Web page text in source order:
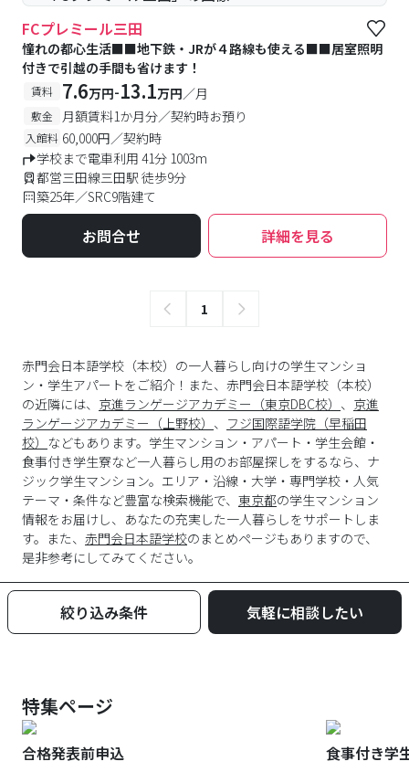
FCプレミール三田
憧れの都心生活■■地下鉄・JRが４路線も使える■■居室照明
付きで引越の手間も省けます！
賃料 7.6万円-13.1万円／月
敷金 月額賃料1か月分／契約時お預り
入館料 60,000円／契約時
学校まで電車利用 41分 1003m
都営三田線三田駅 徒歩9分
築25年／SRC9階建て
お問合せ 詳細を見る
1
赤門会日本語学校（本校）の一人暮らし向けの学生マンショ
ン・学生アパートをご紹介！また、赤門会日本語学校（本校）
の近隣には、 京進ランゲージアカデミー（東京DBC校） 、 京進
ランゲージアカデミー（上野校） 、 フジ国際語学院（早稲田
校） などもあります。学生マンション・アパート・学生会館・
食事付き学生寮など一人暮らし用のお部屋探しをするなら、ナ
ジック学生マンション。エリア・沿線・大学・専門学校・人気
テーマ・条件など豊富な検索機能で、 東京都の学生マンション
情報をお届けし、あなたの充実した一人暮らしをサポートしま
す。また、 赤門会日本語学校のまとめページもありますので、
是非参考にしてみてください。
絞り込み条件 気軽に相談したい
特集ページ
合格発表前申込 食事付き学